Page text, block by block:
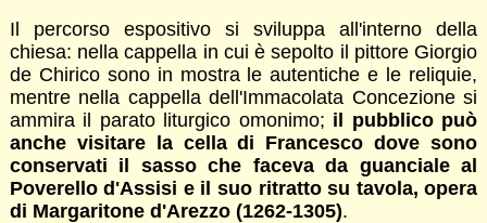
Il percorso espositivo si sviluppa all'interno della
chiesa: nella cappella in cui è sepolto il pittore Giorgio
de Chirico sono in mostra le autentiche e le reliquie,
mentre nella cappella dell'Immacolata Concezione si
ammira il parato liturgico omonimo; il pubblico può
anche visitare la cella di Francesco dove sono
conservati il sasso che faceva da guanciale al
Poverello d'Assisi e il suo ritratto su tavola, opera
di Margaritone d'Arezzo (1262-1305).